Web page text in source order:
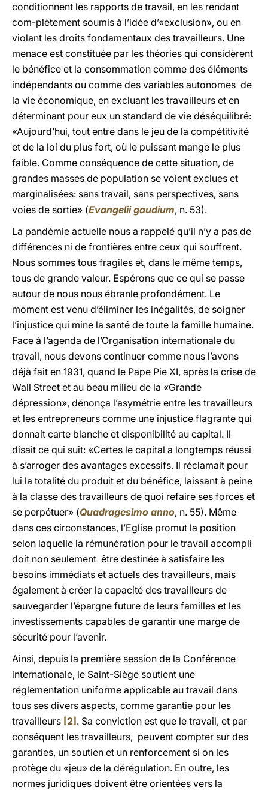
conditionnent les rapports de travail, en les rendant
com-plètement soumis à l’idée d’«exclusion», ou en
violant les droits fondamentaux des travailleurs. Une
menace est constituée par les théories qui considèrent
le bénéfice et la consommation comme des éléments
indépendants ou comme des variables autonomes de
la vie économique, en excluant les travailleurs et en
déterminant pour eux un standard de vie déséquilibré:
«Aujourd’hui, tout entre dans le jeu de la compétitivité
et de la loi du plus fort, où le puissant mange le plus
faible. Comme conséquence de cette situation, de
grandes masses de population se voient exclues et
marginalisées: sans travail, sans perspectives, sans
voies de sortie» (Evangelii gaudium, n. 53).
La pandémie actuelle nous a rappelé qu’il n’y a pas de
différences ni de frontières entre ceux qui souffrent.
Nous sommes tous fragiles et, dans le même temps,
tous de grande valeur. Espérons que ce qui se passe
autour de nous nous ébranle profondément. Le
moment est venu d’éliminer les inégalités, de soigner
l’injustice qui mine la santé de toute la famille humaine.
Face à l’agenda de l’Organisation internationale du
travail, nous devons continuer comme nous l’avons
déjà fait en 1931, quand le Pape Pie XI, après la crise de
Wall Street et au beau milieu de la «Grande
dépression», dénonça l’asymétrie entre les travailleurs
et les entrepreneurs comme une injustice flagrante qui
donnait carte blanche et disponibilité au capital. Il
disait ce qui suit: «Certes le capital a longtemps réussi
à s’arroger des avantages excessifs. Il réclamait pour
lui la totalité du produit et du bénéfice, laissant à peine
à la classe des travailleurs de quoi refaire ses forces et
se perpétuer» (Quadragesimo anno, n. 55). Même
dans ces circonstances, l’Eglise promut la position
selon laquelle la rémunération pour le travail accompli
doit non seulement être destinée à satisfaire les
besoins immédiats et actuels des travailleurs, mais
également à créer la capacité des travailleurs de
sauvegarder l’épargne future de leurs familles et les
investissements capables de garantir une marge de
sécurité pour l’avenir.
Ainsi, depuis la première session de la Conférence
internationale, le Saint-Siège soutient une
réglementation uniforme applicable au travail dans
tous ses divers aspects, comme garantie pour les
travailleurs [2] . Sa conviction est que le travail, et par
conséquent les travailleurs, peuvent compter sur des
garanties, un soutien et un renforcement si on les
protège du «jeu» de la dérégulation. En outre, les
normes juridiques doivent être orientées vers la